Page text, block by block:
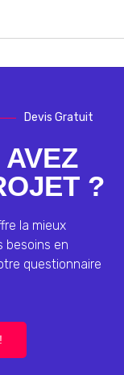
Devis Gratuit
?
la mieux
besoins en
questionnaire